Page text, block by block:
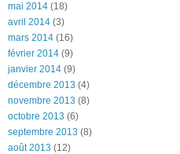
mai 2014 (18)
avril 2014 (3)
mars 2014 (16)
février 2014 (9)
janvier 2014 (9)
décembre 2013 (4)
novembre 2013 (8)
octobre 2013 (6)
septembre 2013 (8)
août 2013 (12)